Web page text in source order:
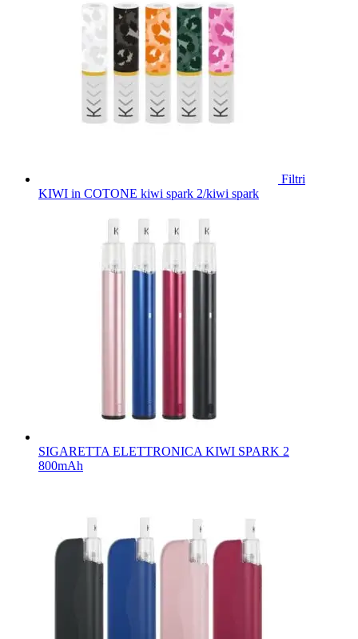
Filtri
KIWI in COTONE kiwi spark 2/kiwi spark
SIGARETTA ELETTRONICA KIWI SPARK 2
800mAh